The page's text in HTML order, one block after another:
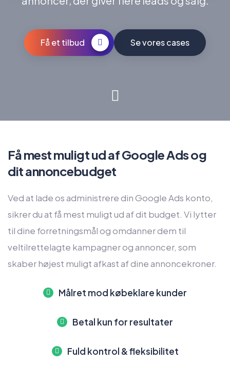
Få et tilbud Se vores cases
Få mest muligt ud af Google Ads og
dit annoncebudget
Ved at lade os administrere din Google Ads konto,
sikrer du at få mest muligt ud af dit budget. Vi lytter
til dine forretningsmål og omdanner dem til
veltilrettelagte kampagner og annoncer, som
skaber højest muligt afkast af dine annoncekroner.
Målret mod købeklare kunder
Betal kun for resultater
Fuld kontrol & fleksibilitet